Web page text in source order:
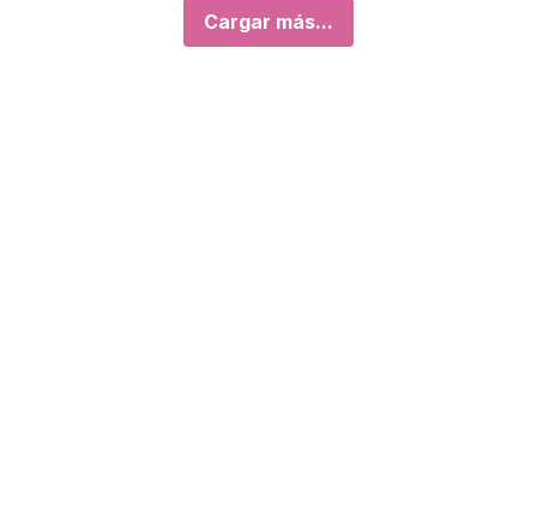
Cargar más...